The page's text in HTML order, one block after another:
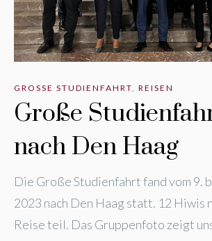
GROSSE STUDIENFAHRT , REISEN
Große
nach Den Haag
Die Große Studienfahrt fand vom 9.
2023 nach Den Haag statt. 12 Hiwis
Reise teil. Das Gruppenfoto zeigt